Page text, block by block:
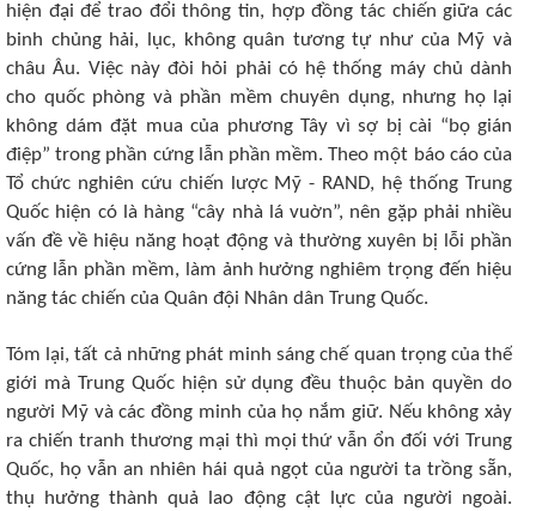
hiện đại để trao đổi thông tin, hợp đồng tác chiến giữa các
binh chủng hải, lục, không quân tương tự như của Mỹ và
châu Âu. Việc này đòi hỏi phải có hệ thống máy chủ dành
cho quốc phòng và phần mềm chuyên dụng, nhưng họ lại
không dám đặt mua của phương Tây vì sợ bị cài “bọ gián
điệp” trong phần cứng lẫn phần mềm. Theo một báo cáo của
Tổ chức nghiên cứu chiến lược Mỹ - RAND, hệ thống Trung
Quốc hiện có là hàng “cây nhà lá vuờn”, nên gặp phải nhiều
vấn đề về hiệu năng hoạt động và thường xuyên bị lỗi phần
cứng lẫn phần mềm, làm ảnh hưởng nghiêm trọng đến hiệu
năng tác chiến của Quân đội Nhân dân Trung Quốc.
Tóm lại, tất cả những phát minh sáng chế quan trọng của thế
giới mà Trung Quốc hiện sử dụng đều thuộc bản quyền do
người Mỹ và các đồng minh của họ nắm giữ. Nếu không xảy
ra chiến tranh thương mại thì mọi thứ vẫn ổn đối với Trung
Quốc, họ vẫn an nhiên hái quả ngọt của người ta trồng sẵn,
thụ hưởng thành quả lao động cật lực của người ngoài.